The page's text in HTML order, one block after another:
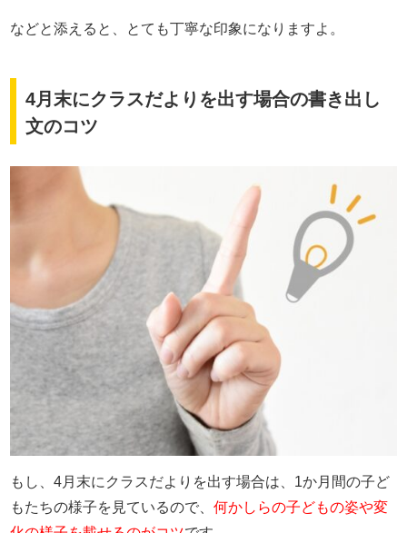
などと添えると、とても丁寧な印象になりますよ。
4月末にクラスだよりを出す場合の書き出し
文のコツ
もし、4月末にクラスだよりを出す場合は、1か月間の子ど
もたちの様子を見ているので、何かしらの子どもの姿や変